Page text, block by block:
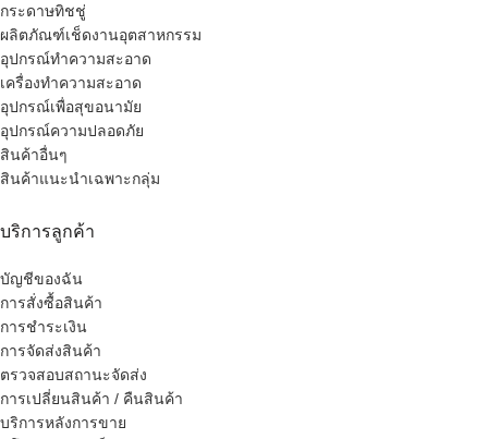
กระดาษทิชชู่
ผลิตภัณฑ์เช็ดงานอุตสาหกรรม
อุปกรณ์ทำความสะอาด
เครื่องทำความสะอาด
อุปกรณ์เพื่อสุขอนามัย
อุปกรณ์ความปลอดภัย
สินค้าอื่นๆ
สินค้าแนะนำเฉพาะกลุ่ม
บริการลูกค้า
บัญชีของฉัน
การสั่งซื้อสินค้า
การชำระเงิน
การจัดส่งสินค้า
ตรวจสอบสถานะจัดส่ง
การเปลี่ยนสินค้า / คืนสินค้า
บริการหลังการขาย